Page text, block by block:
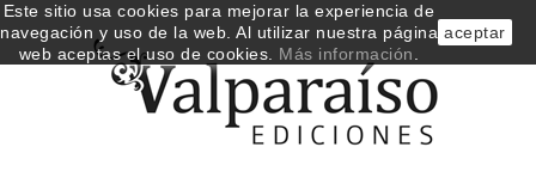
Este sitio usa cookies para mejorar la experiencia de
navegación y uso de la web. Al utilizar nuestra página
web aceptas el uso de cookies. Más información
aceptar